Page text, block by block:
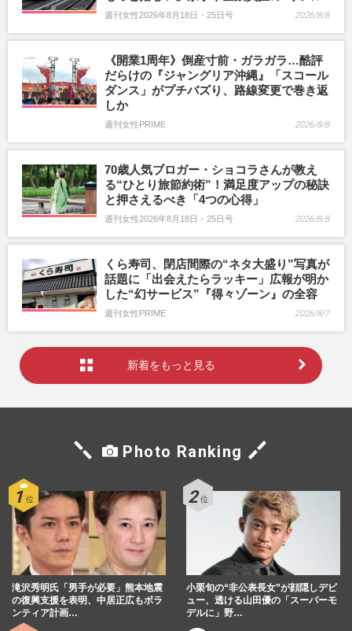
週刊女性2026年8月18日・25日号 2026/8/8
《開業1周年》倒産寸前・ガラガラ…酷評
だらけの『ジャングリア沖縄』「スコール
ダンス」がプチバズり、路線変更で巻き返
しか
週刊女性PRIME 2026/8/8
70歳人気ブロガー・ショコラさんが教え
る“ひとり旅節約術”！満足度アップの秘訣
と押さえるべき「4つの心得」
週刊女性2026年8月18日・25日号 2026/8/8
くら寿司、閉店間際の“ネタ大盛り”写真が
話題に「出会えたらラッキー」広報が明か
した“幻サービス”『得々ゾーン』の全容
週刊女性PRIME 2026/8/7
新着をもっと見る
Photo Ranking
滝沢秀明氏「男手が必要」熊本地震
の復興支援を表明、中居正広もボラ
ンティア計画…
小栗旬の“非公表長女”が顔隠しデビ
ュー、透ける山田優の「スーパーモ
デルに」野…